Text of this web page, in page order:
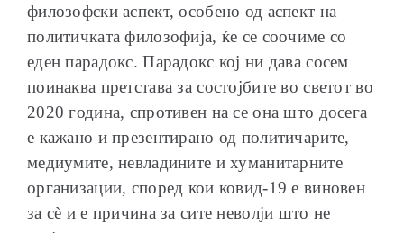
филозофски аспект, особено од аспект на
политичката филозофија, ќе се соочиме со
еден парадокс. Парадокс кој ни дава сосем
поинаква претстава за состојбите во светот во
2020 година, спротивен на се она што досега
е кажано и презентирано од политичарите,
медиумите, невладините и хуманитарните
организации, според кои ковид-19 е виновен
за сѐ и е причина за сите неволји што не